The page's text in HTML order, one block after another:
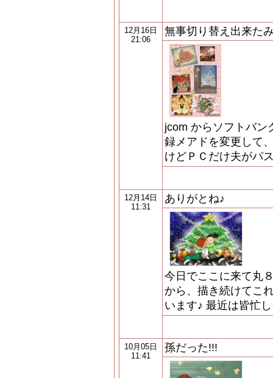
12月16日
21:06
無事切り替え出来た
jcom からソフトバン
録メアドを変更して
けどＰＣだけ夫がパ
12月14日
11:31
ありがとね♪
今日でここに来て丸
から、描き続けてこ
います♪ 最近は皆忙
10月05日
11:41
孫だった!!!